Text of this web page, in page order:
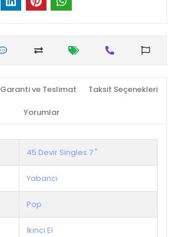
Garanti ve Teslimat Taksit Seçenekleri
Yorumlar
45 Devir Singles 7 "
Yabancı
Pop
İkinci El